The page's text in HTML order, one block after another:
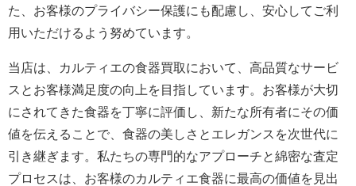
た、お客様のプライバシー保護にも配慮し、安心してご利
用いただけるよう努めています。
当店は、カルティエの食器買取において、高品質なサービ
スとお客様満足度の向上を目指しています。お客様が大切
にされてきた食器を丁寧に評価し、新たな所有者にその価
値を伝えることで、食器の美しさとエレガンスを次世代に
引き継ぎます。私たちの専門的なアプローチと綿密な査定
プロセスは、お客様のカルティエ食器に最高の価値を見出